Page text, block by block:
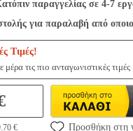
παραγγελίας σε 4-7
για παραλαβή από
Τιμές!
τις πιο ανταγωνιστικές τιμές
€
Προσθήκη στη